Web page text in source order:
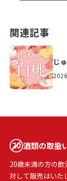
関連記事
じ
酒類の取扱
20歳未満の方の
対して販売はいた